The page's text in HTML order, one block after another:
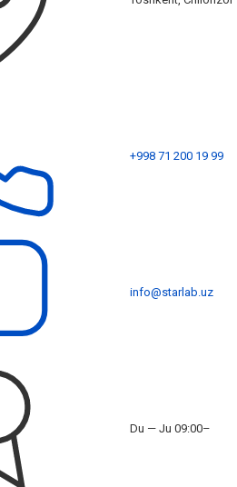
+998 71 200 19 99
info@starlab.uz
Du — Ju 09:00–